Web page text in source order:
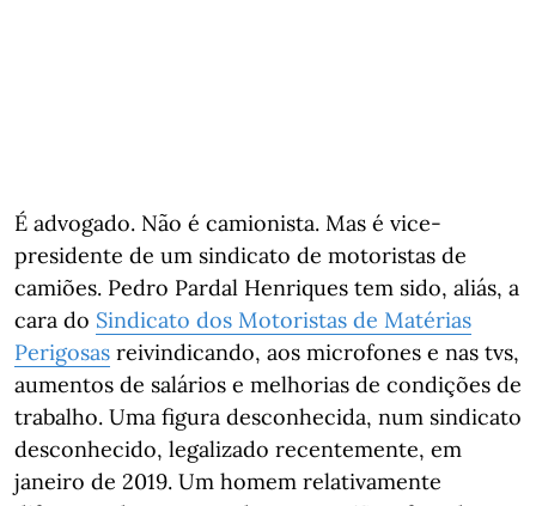
É advogado. Não é camionista. Mas é vice-
presidente de um sindicato de motoristas de
camiões. Pedro Pardal Henriques tem sido, aliás, a
cara do Sindicato dos Motoristas de Matérias
Perigosas reivindicando, aos microfones e nas tvs,
aumentos de salários e melhorias de condições de
trabalho. Uma figura desconhecida, num sindicato
desconhecido, legalizado recentemente, em
janeiro de 2019. Um homem relativamente